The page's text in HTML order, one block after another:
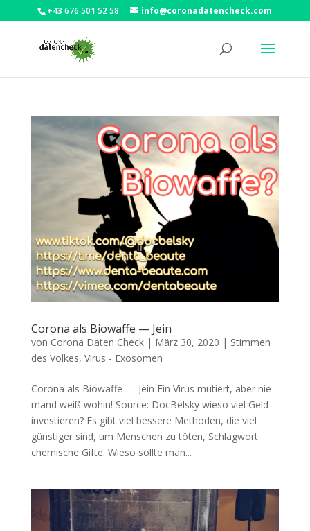
+43 676 501 52 58 info@coronadatencheck.com
Corona als Biowaffe — Jein
von Corona Daten Check| März 30, 2020 | Stimmen
des Volkes, Virus - Exosomen
Corona als Biowaffe — Jein Ein Virus mutiert, aber nie­
mand weiß wohin! Source: Doc­Belsky wie­so viel Geld
investieren? Es gibt viel bes­se­re Metho­den, die viel
güns­ti­ger sind, um Men­schen zu töten, Schlag­wort
che­mi­sche Gif­te. Wie­so soll­te man...